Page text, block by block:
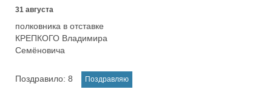
31 августа
полковника в отставке
КРЕПКОГО Владимира
Семёновича
Поздравило: 8